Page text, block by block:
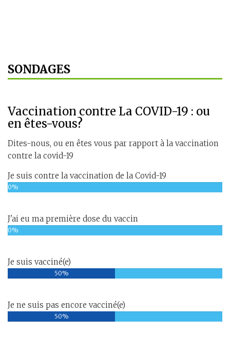
SONDAGES
Vaccination contre La COVID-19 : ou
en êtes-vous?
Dites-nous, ou en êtes vous par rapport à la vaccination
contre la covid-19
Je suis contre la vaccination de la Covid-19
0%
J'ai eu ma première dose du vaccin
0%
Je suis vacciné(e)
50%
Je ne suis pas encore vacciné(e)
50%